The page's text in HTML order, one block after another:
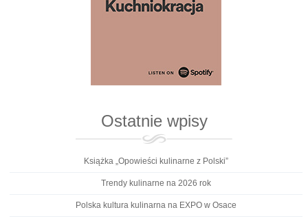
Ostatnie wpisy
Książka „Opowieści kulinarne z Polski”
Trendy kulinarne na 2026 rok
Polska kultura kulinarna na EXPO w Osace